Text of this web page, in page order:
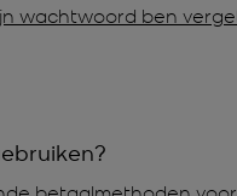
wachtwoord ben
betaalmethoden